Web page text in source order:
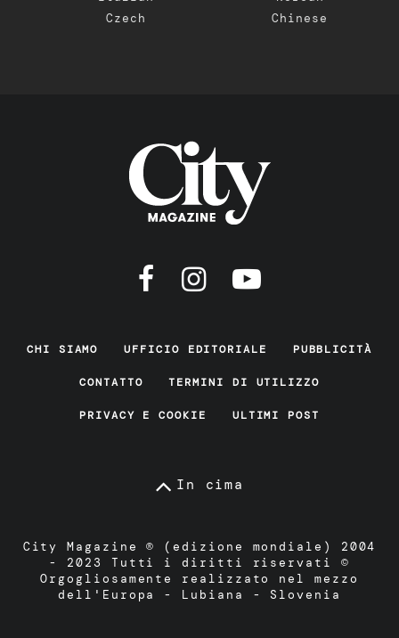
Czech
Chinese
CHI SIAMO UFFICIO EDITORIALE PUBBLICITÀ
CONTATTO TERMINI DI UTILIZZO
PRIVACY E COOKIE ULTIMI POST
In cima
City Magazine ® (edizione mondiale) 2004
- 2023 Tutti i diritti riservati ©
Orgogliosamente realizzato nel mezzo
dell'Europa - Lubiana - Slovenia